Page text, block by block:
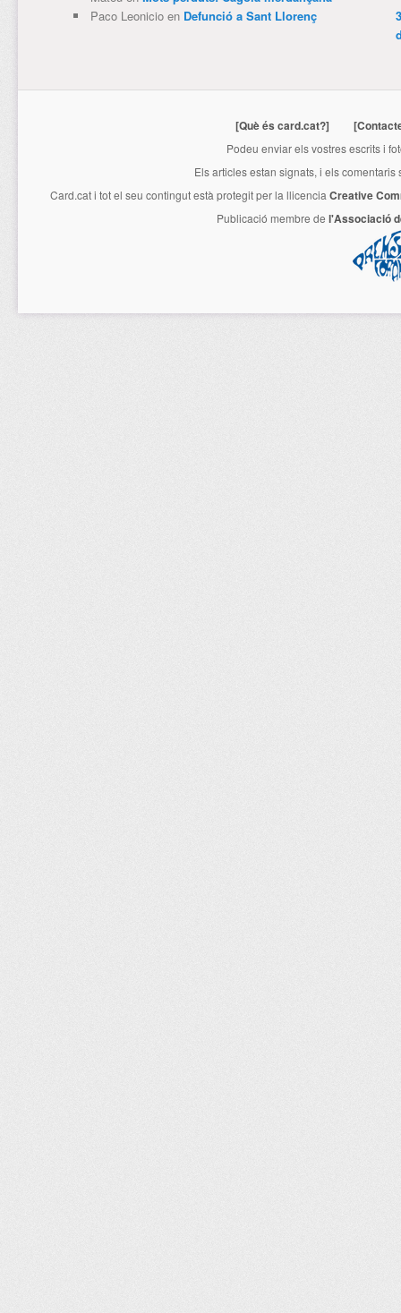
Paco Leonicioen Defunció a Sant Llorenç
[Què és card.cat?]
Podeu enviar els vostres escrits i
Els articles estan signats, i els
Card.cati tot el seu contingut està protegit per la llicencia Creative
Publicació membre de l'Associació